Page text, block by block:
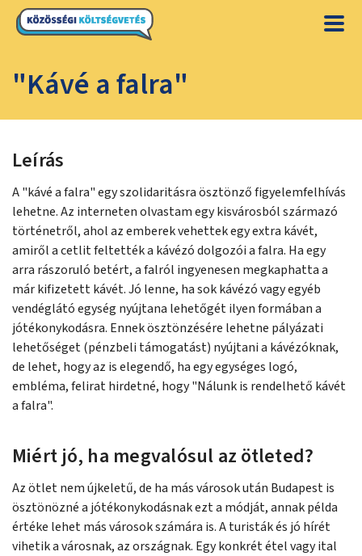
"Kávé a falra"
Leírás
A "kávé a falra" egy szolidaritásra ösztönző figyelemfelhívás
lehetne. Az interneten olvastam egy kisvárosból származó
történetről, ahol az emberek vehettek egy extra kávét,
amiről a cetlit feltették a kávézó dolgozói a falra. Ha egy
arra rászoruló betért, a falról ingyenesen megkaphatta a
már kifizetett kávét. Jó lenne, ha sok kávézó vagy egyéb
vendéglátó egység nyújtana lehetőgét ilyen formában a
jótékonykodásra. Ennek ösztönzésére lehetne pályázati
lehetőséget (pénzbeli támogatást) nyújtani a kávézóknak,
de lehet, hogy az is elegendő, ha egy egységes logó,
embléma, felirat hirdetné, hogy "Nálunk is rendelhető kávét
a falra".
Miért jó, ha megvalósul az ötleted?
Az ötlet nem újkeletű, de ha más városok után Budapest is
ösztönözné a jótékonykodásnak ezt a módját, annak példa
értéke lehet más városok számára is. A turisták és jó hírét
vihetik a városnak, az országnak. Egy konkrét étel vagy ital